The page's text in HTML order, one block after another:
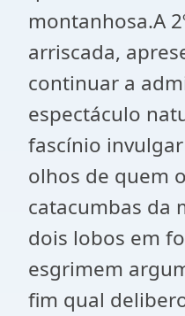
montanhosa.A
arriscada,
continuar a
espectáculo
fascínio
olhos de quem
catacumbas da
dois lobos em
esgrimem
fim qual